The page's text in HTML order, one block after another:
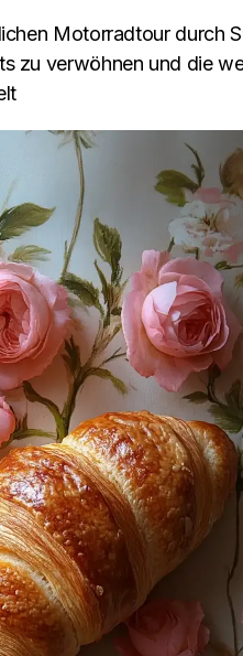
Motorradtour durch
zu verwöhnen und die